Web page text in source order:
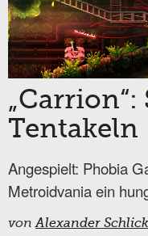
„Carrion“:
Tentakeln
Angespielt: Phobia
Metroidvania ein
vonAlexander